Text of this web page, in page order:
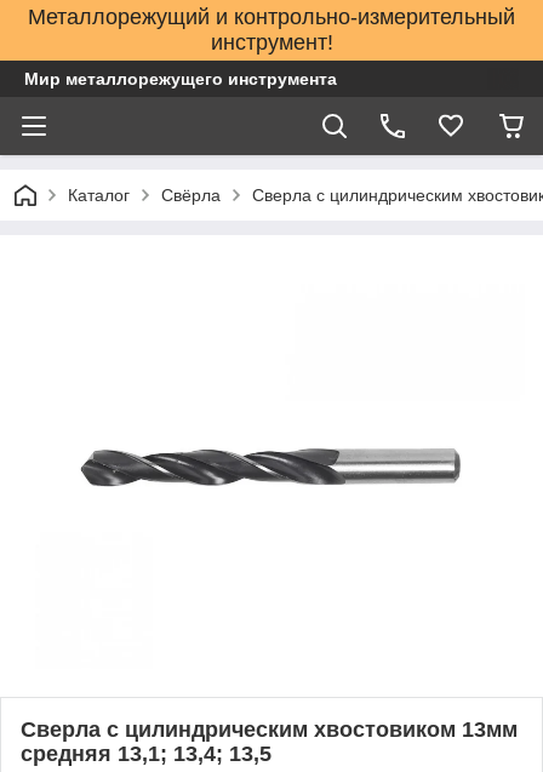
Металлорежущий и контрольно-измерительный
инструмент!
Мир металлорежущего инструмента
Каталог Свёрла Сверла с цилиндрическим
Сверла с цилиндрическим хвостовиком 13мм
средняя 13,1; 13,4; 13,5